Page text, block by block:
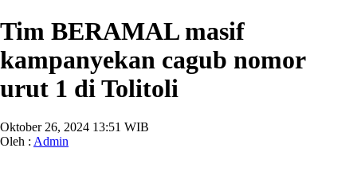
Tim BERAMAL masif
kampanyekan cagub nomor
urut 1 di Tolitoli
Oktober 26, 2024 13:51 WIB
Oleh : Admin